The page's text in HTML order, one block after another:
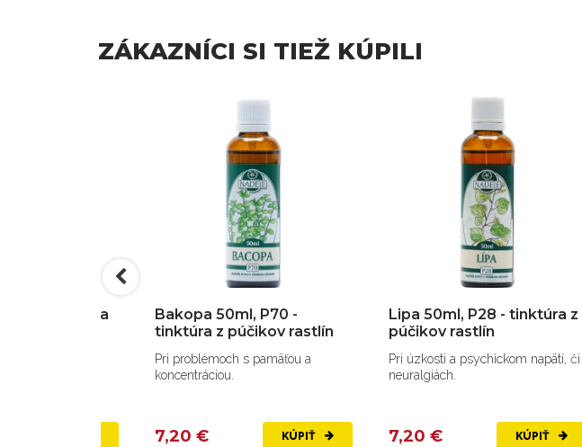
ZÁKAZNÍCI SI TIEŽ KÚPILI
P16 - tinktúra
Bakopa 50ml, P70 -
tinktúra z púčikov rastlín
Pri problémoch s pamäťou a
koncentráciou.
7,20 € KÚPIŤ
Lipa 50ml, P28 - tinktúra z
púčikov rastlín
Pri úzkosti a psychickom napätí, či
neuralgiách.
7,20 € KÚPIŤ